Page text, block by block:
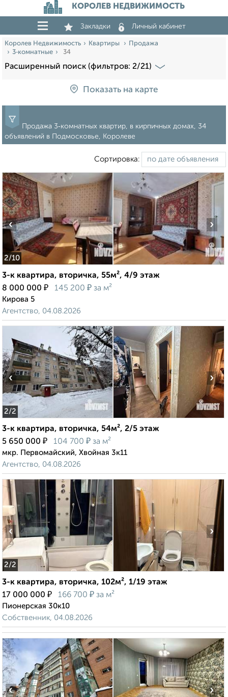
КОРОЛЕВ НЕДВИЖИМОСТЬ
Закладки Личный кабинет
Королев Недвижимость Квартиры
Продажа
3‑комнатные
34
Расширенный поиск (фильтров: 2/21)
Показать на карте
Продажа 3‑комнатных квартир, в кирпичных домах, 34
объявлений в Подмосковье, Королеве
Сортировка:
2/10
‹ ›
3-к квартира, вторичка, 55м², 4/9 этаж
8 000 000 ₽ 145 200 ₽ за м²
Кирова 5
Агентство, 04.08.2026
2/2
‹ ›
3-к квартира, вторичка, 54м², 2/5 этаж
5 650 000 ₽ 104 700 ₽ за м²
мкр. Первомайский, Хвойная 3к11
Агентство, 04.08.2026
2/2
‹ ›
3-к квартира, вторичка, 102м², 1/19 этаж
17 000 000 ₽ 166 700 ₽ за м²
Пионерская 30к10
Собственник, 04.08.2026
‹ ›